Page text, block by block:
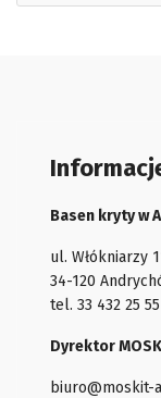
Basen kryty w
ul. Włókniarzy
34-120
tel. 33 432 25 55
Dyrektor
biuro@moskit-